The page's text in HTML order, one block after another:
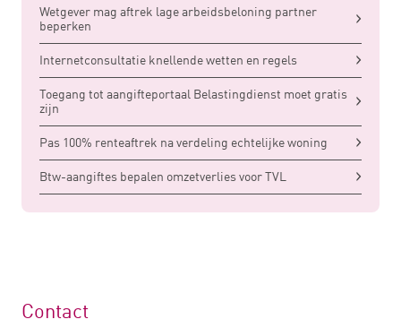
Wetgever mag aftrek lage arbeidsbeloning partner
beperken
Internetconsultatie knellende wetten en regels
Toegang tot aangifteportaal Belastingdienst moet gratis
zijn
Pas 100% renteaftrek na verdeling echtelijke woning
Btw-aangiftes bepalen omzetverlies voor TVL
Contact